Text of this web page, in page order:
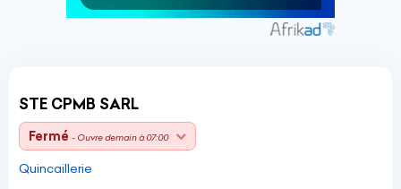
STE CPMB SARL
Fermé - Ouvre demain à 07:00
Quincaillerie